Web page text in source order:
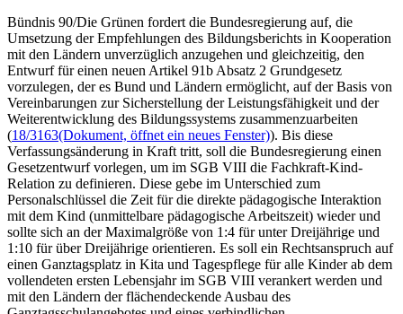
Bündnis 90/Die Grünen fordert die Bundesregierung auf, die
Umsetzung der Empfehlungen des Bildungsberichts in Kooperation
mit den Ländern unverzüglich anzugehen und gleichzeitig, den
Entwurf für einen neuen Artikel 91b Absatz 2 Grundgesetz
vorzulegen, der es Bund und Ländern ermöglicht, auf der Basis von
Vereinbarungen zur Sicherstellung der Leistungsfähigkeit und der
Weiterentwicklung des Bildungssystems zusammenzuarbeiten
(18/3163(Dokument, öffnet ein neues Fenster)). Bis diese
Verfassungsänderung in Kraft tritt, soll die Bundesregierung einen
Gesetzentwurf vorlegen, um im SGB VIII die Fachkraft-Kind-
Relation zu definieren. Diese gebe im Unterschied zum
Personalschlüssel die Zeit für die direkte pädagogische Interaktion
mit dem Kind (unmittelbare pädagogische Arbeitszeit) wieder und
sollte sich an der Maximalgröße von 1:4 für unter Dreijährige und
1:10 für über Dreijährige orientieren. Es soll ein Rechtsanspruch auf
einen Ganztagsplatz in Kita und Tagespflege für alle Kinder ab dem
vollendeten ersten Lebensjahr im SGB VIII verankert werden und
mit den Ländern der flächendeckende Ausbau des